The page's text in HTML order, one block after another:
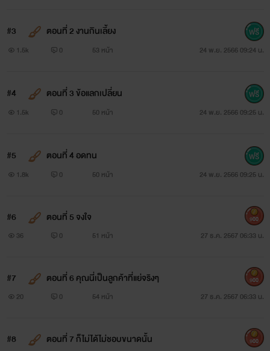
#3 ตอนที่ 2 งานกินเลี้ยง
1.5k 0 53 หน้า 24 พ.ย. 2566 09:24 น.
#4 ตอนที่ 3 ข้อแลกเปลี่ยน
1.5k 0 50 หน้า 24 พ.ย. 2566 09:25 น.
#5 ตอนที่ 4 อดทน
1.8k 0 50 หน้า 24 พ.ย. 2566 09:25 น.
#6 ตอนที่ 5 จงใจ
36 0 51 หน้า 27 ธ.ค. 2567 06:33 น.
900
#7 ตอนที่ 6 คุณนี่เป็นลูกค้าที่แย่จริงๆ
20 0 54 หน้า 27 ธ.ค. 2567 06:33 น.
900
#8 ตอนที่ 7 ก็ไม่ได้ไม่ชอบขนาดนั้น 900